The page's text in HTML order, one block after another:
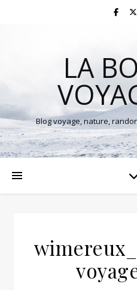
LA
Blog voyage, nature,